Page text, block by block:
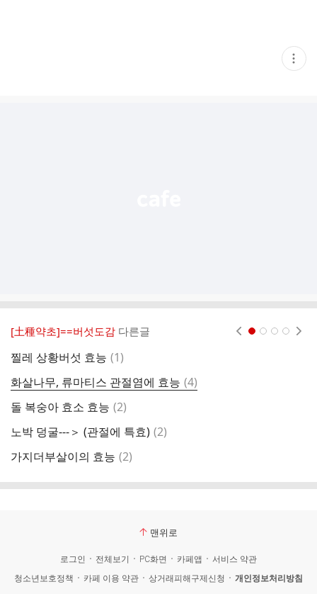
현
재
[土種약초]==버섯도감 다른글
찔레 상황버섯 효능 댓
(1)
화살나무, 류마티스 관절염에 효능 댓
글
(4)
돌 복숭아 효소 효능 댓
(2)
노박 덩굴---＞ (관절에 특효) 댓
(2)
가지더부살이의 효능 댓
(2)
맨위로
로그인 전체보기 PC화면 카페앱
서비스 약관
청소년보호정책
카페 이용 약관 상거래피해구제신청 개인정보처리방침